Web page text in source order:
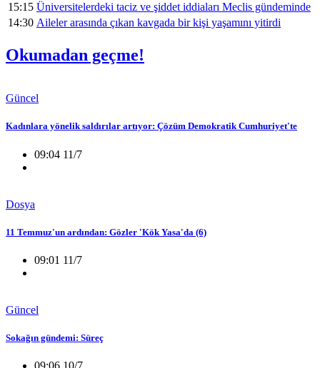
15:15 Üniversitelerdeki taciz ve şiddet iddiaları Meclis gündeminde
14:30 Aileler arasında çıkan kavgada bir kişi yaşamını yitirdi
Okumadan geçme!
Güncel
Kadınlara yönelik saldırılar artıyor: Çözüm Demokratik Cumhuriyet'te
09:04 11/7
Dosya
11 Temmuz'un ardından: Gözler 'Kök Yasa'da (6)
09:01 11/7
Güncel
Sokağın gündemi: Süreç